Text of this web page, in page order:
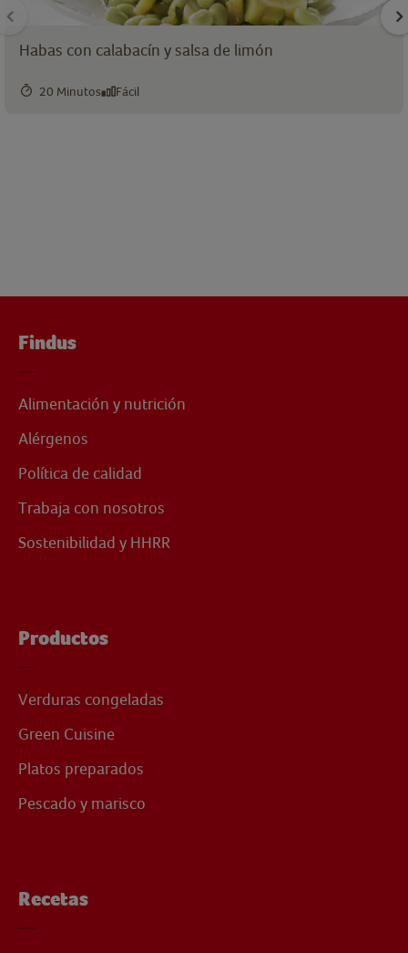
Habas con calabacín y salsa de limón
20 Minutos Fácil
Findus
Alimentación y nutrición
Alérgenos
Política de calidad
Trabaja con nosotros
Sostenibilidad y HHRR
Productos
Verduras congeladas
Green Cuisine
Platos preparados
Pescado y marisco
Recetas